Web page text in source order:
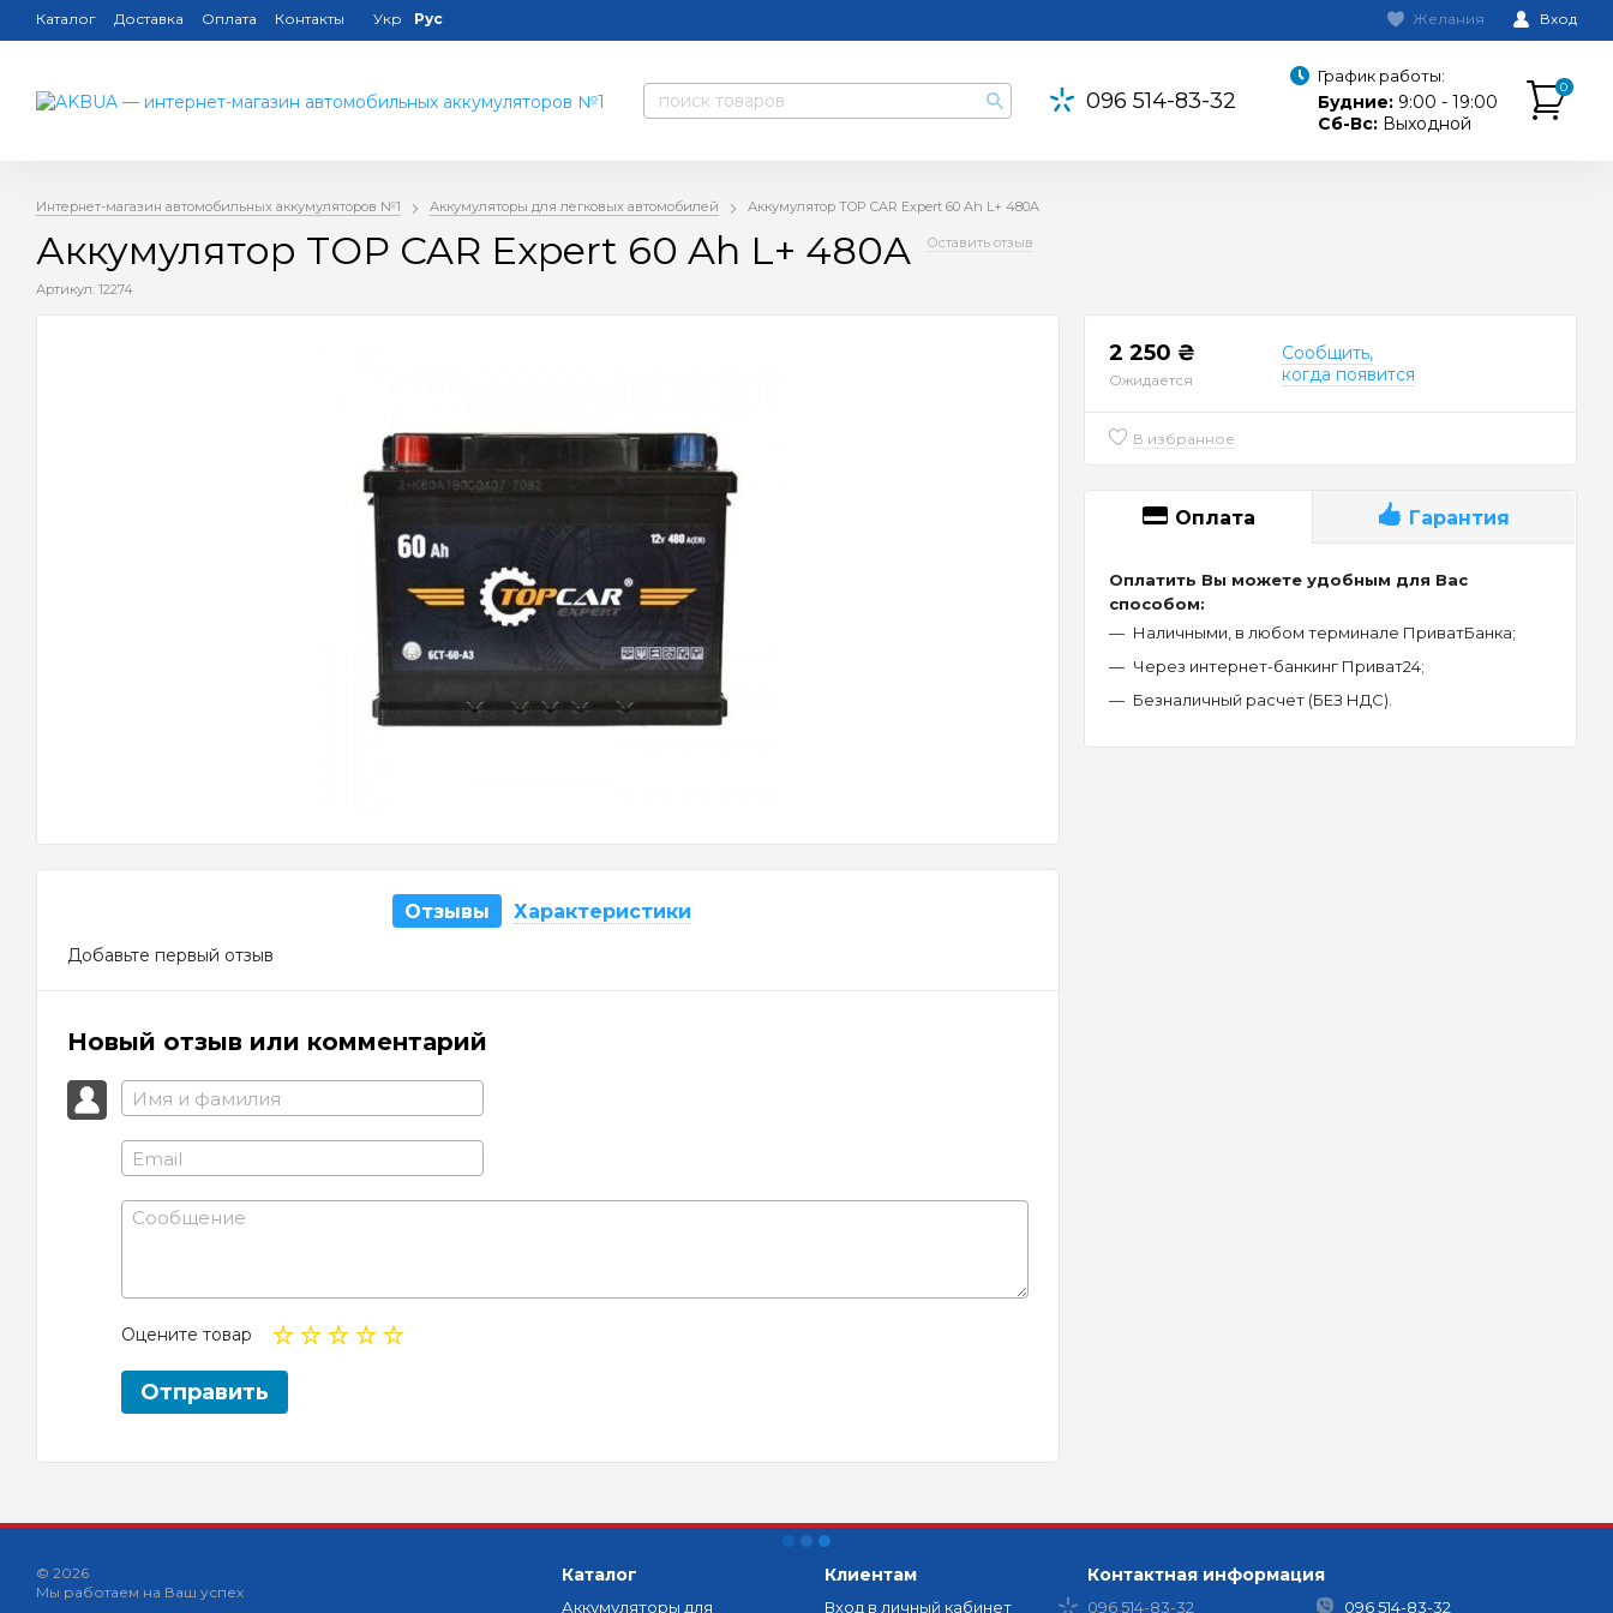
Каталог Доставка Оплата Контакты Укр Рус Желания Вход
096 514-83-32
График работы:
Будние:9:00 - 19:00
Сб-Вс: Выходной
0
Интернет-магазин автомобильных аккумуляторов №1 Аккумуляторы для легковых автомобилей Аккумулятор TOP CAR Expert 60 Ah L+ 480A
Аккумулятор TOP CAR Expert 60 Ah L+ 480A Оставить отзыв
Артикул: 12274
Отзывы Характеристики
Добавьте первый отзыв
Новый отзыв или комментарий
Оцените товар
Отправить
2 250 ₴
Ожидается
Сообщить,
когда появится
В избранное
Оплата Гарантия
Оплатить Вы можете удобным для Вас
способом:
Наличными, в любом терминале ПриватБанка;
Через интернет-банкинг Приват24;
Безналичный расчет (БЕЗ НДС).
© 2026
Мы работаем на Ваш успех
Каталог
Аккумуляторы для
Клиентам
Вход в личный кабинет
Контактная информация
096 514-83-32 096 514-83-32